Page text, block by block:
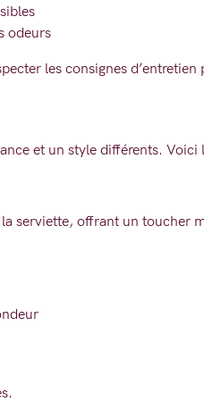
odeurs
les consignes
et un style différents. Voici
serviette, offrant un toucher